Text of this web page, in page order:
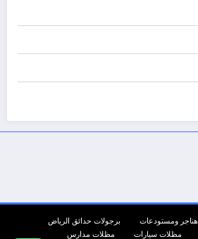
هناجر ومستودعات
برجولات حدائق الرياض
مظلات سيارات مظلات مدارس